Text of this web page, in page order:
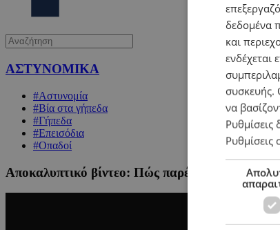
ΑΣΤΥΝΟΜΙΚΑ
#Αστυνομία
#Βία στα γήπεδα
#Γήπεδα
#Επεισόδια
#Οπαδοί
Αποκαλυπτικό βίντεο: Πώς παρέκαμψαν
δεδομένα
και
ενδέχεται
συσκευής.
να
Ρυθμίσεις
Ρυθμίσεις